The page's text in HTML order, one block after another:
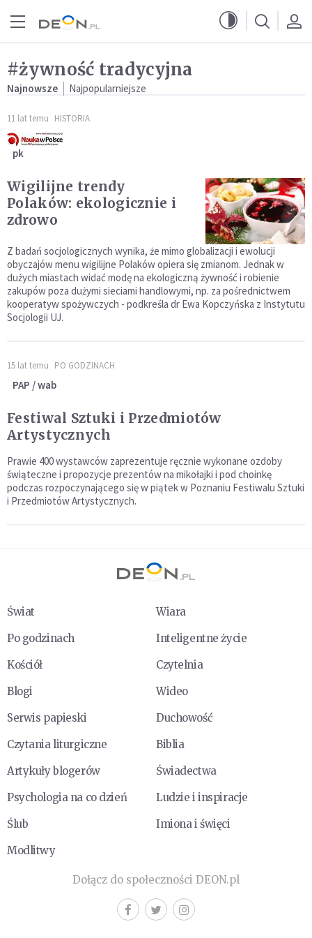
#żywność tradycyjna
Najnowsze Najpopularniejsze
11 lat temu HISTORIA
pk
Wigilijne trendy
Polaków: ekologicznie i
zdrowo
Z badań socjologicznych wynika, że mimo globalizacji i ewolucji
obyczajów menu wigilijne Polaków opiera się zmianom. Jednak w
dużych miastach widać modę na ekologiczną żywność i robienie
zakupów poza dużymi sieciami handlowymi, np. za pośrednictwem
kooperatyw spożywczych - podkreśla dr Ewa Kopczyńska z Instytutu
Socjologii UJ.
15 lat temu PO GODZINACH
PAP / wab
Festiwal Sztuki i Przedmiotów
Artystycznych
Prawie 400 wystawców zaprezentuje ręcznie wykonane ozdoby
świąteczne i propozycje prezentów na mikołajki i pod choinkę
podczas rozpoczynającego się w piątek w Poznaniu Festiwalu Sztuki
i Przedmiotów Artystycznych.
Świat
Wiara
Po godzinach
Inteligentne życie
Kościół
Czytelnia
Blogi
Wideo
Serwis papieski
Duchowość
Czytania liturgiczne
Biblia
Artykuły blogerów
Świadectwa
Psychologia na co dzień
Ludzie i inspiracje
Ślub
Imiona i święci
Modlitwy
Dołącz do społeczności DEON.pl